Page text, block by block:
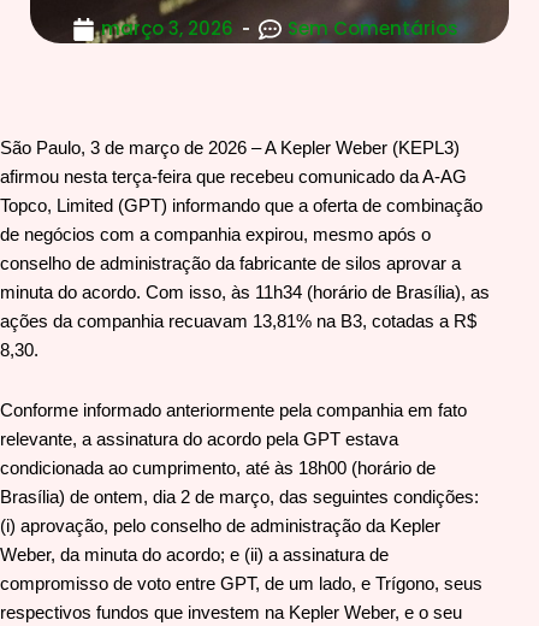
março 3, 2026 Sem Comentários
São Paulo, 3 de março de 2026 – A Kepler Weber (KEPL3)
afirmou nesta terça-feira que recebeu comunicado da A-AG
Topco, Limited (GPT) informando que a oferta de combinação
de negócios com a companhia expirou, mesmo após o
conselho de administração da fabricante de silos aprovar a
minuta do acordo. Com isso, às 11h34 (horário de Brasília), as
ações da companhia recuavam 13,81% na B3, cotadas a R$
8,30.
Conforme informado anteriormente pela companhia em fato
relevante, a assinatura do acordo pela GPT estava
condicionada ao cumprimento, até às 18h00 (horário de
Brasília) de ontem, dia 2 de março, das seguintes condições:
(i) aprovação, pelo conselho de administração da Kepler
Weber, da minuta do acordo; e (ii) a assinatura de
compromisso de voto entre GPT, de um lado, e Trígono, seus
respectivos fundos que investem na Kepler Weber, e o seu